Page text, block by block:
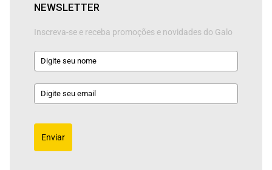
NEWSLETTER
Inscreva-se e receba promoções e novidades do Galo
Enviar